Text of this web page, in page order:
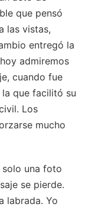
que pensó
las vistas,
entregó la
admiremos
cuando fue
que facilitó su
Los
mucho
solo una foto
se pierde.
labrada. Yo